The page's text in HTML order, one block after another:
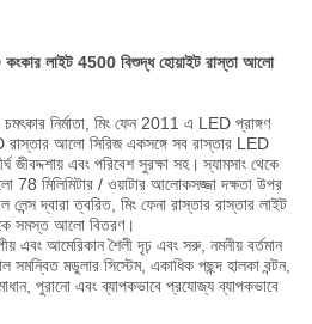
লাইট 4500 বিশুদ্ধ হোয়াইট রাস্তা আলো
চমৎকার নির্মাতা, মিং ফেন 2011 এ LED প্রাঙ্গণ
আলো সিরিজ একসঙ্গে সব রাস্তার LED
জীবদ্দশায় এবং পরিবেশ সুরক্ষা সহ। স্যামসাং থেকে
78 মিলিমিটার / ওয়াটার আলোকসজ্জা দক্ষতা উপর
লেন্স দ্বারা ত্বরিত, মিং ফেনা রাস্তার রাস্তার লাইট
সমস্ত আলো বিতরণ।
এবং আমেরিকান শৈলী দৃঢ় এবং সরু, নমনীয় বর্তমান
সমন্বিত মডুলার সিস্টেম, একাধিক পছন্দ হালকা বন্টন,
পুরানো এবং ব্যাপকভাবে প্রযোজ্য ব্যাপকভাবে